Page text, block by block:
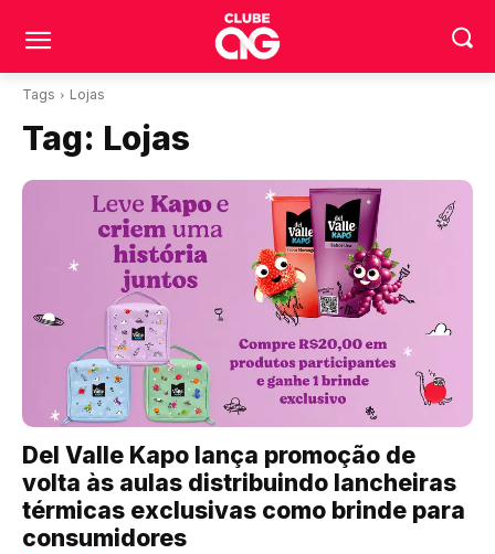
Tags Lojas
Tag: Lojas
Del Valle Kapo lança promoção de
volta às aulas distribuindo lancheiras
térmicas exclusivas como brinde para
consumidores